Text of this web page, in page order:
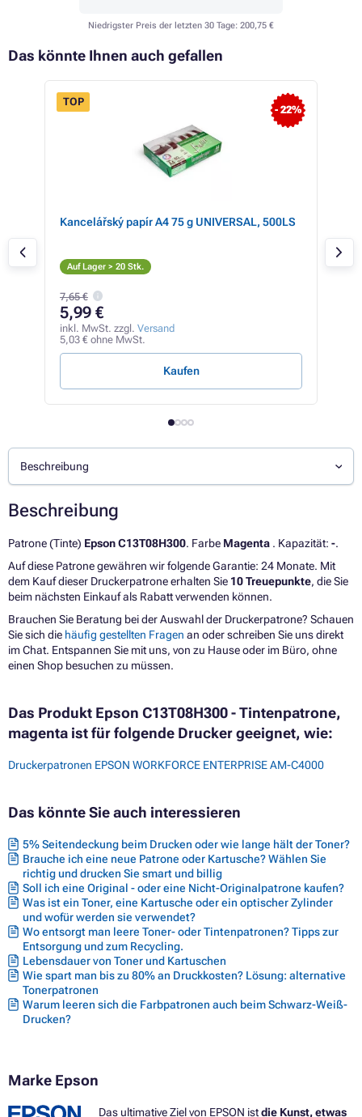
Niedrigster Preis der letzten 30 Tage: 200,75 €
Das könnte Ihnen auch gefallen
- 22%
TOP
Kancelářský papír A4 75 g UNIVERSAL, 500LS
Auf Lager > 20 Stk.
7,65 €
5,99 €
inkl. MwSt. zzgl. Versand
5,03 € ohne MwSt.
Kaufen
Beschreibung
Beschreibung
Patrone (Tinte) Epson C13T08H300. Farbe Magenta . Kapazität: -.
Auf diese Patrone gewähren wir folgende Garantie: 24 Monate. Mit
dem Kauf dieser Druckerpatrone erhalten Sie 10 Treuepunkte, die Sie
beim nächsten Einkauf als Rabatt verwenden können.
Brauchen Sie Beratung bei der Auswahl der Druckerpatrone? Schauen
Sie sich die häufig gestellten Fragen an oder schreiben Sie uns direkt
im Chat. Entspannen Sie mit uns, von zu Hause oder im Büro, ohne
einen Shop besuchen zu müssen.
Das Produkt Epson C13T08H300 - Tintenpatrone,
magenta ist für folgende Drucker geeignet, wie:
Druckerpatronen EPSON WORKFORCE ENTERPRISE AM-C4000
Das könnte Sie auch interessieren
5% Seitendeckung beim Drucken oder wie lange hält der Toner?
Brauche ich eine neue Patrone oder Kartusche? Wählen Sie
richtig und drucken Sie smart und billig
Soll ich eine Original - oder eine Nicht-Originalpatrone kaufen?
Was ist ein Toner, eine Kartusche oder ein optischer Zylinder
und wofür werden sie verwendet?
Wo entsorgt man leere Toner- oder Tintenpatronen? Tipps zur
Entsorgung und zum Recycling.
Lebensdauer von Toner und Kartuschen
Wie spart man bis zu 80% an Druckkosten? Lösung: alternative
Tonerpatronen
Warum leeren sich die Farbpatronen auch beim Schwarz-Weiß-
Drucken?
Marke Epson
Das ultimative Ziel von EPSON istdie Kunst, etwas